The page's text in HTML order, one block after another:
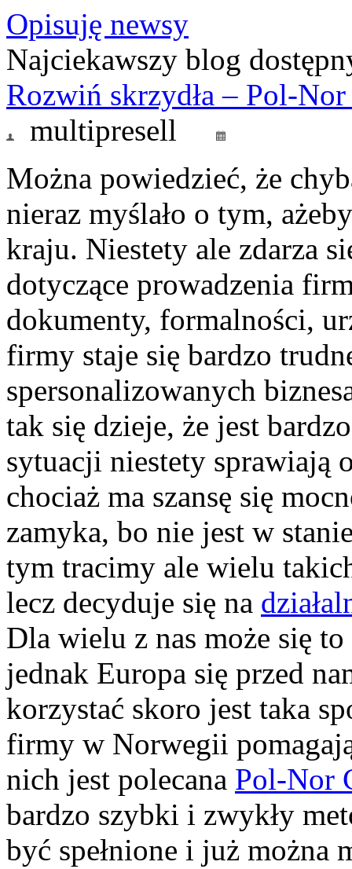
Opisuję newsy
Najciekawszy blog
Rozwiń skrzydła – Pol-
multipresell
Można powiedzieć, że
nieraz myślało o tym,
kraju. Niestety ale zdarza
dotyczące prowadzenia
dokumenty, formalności,
firmy staje się bardzo
spersonalizowanych
tak się dzieje, że jest
sytuacji niestety sprawiają
chociaż ma szansę się
zamyka, bo nie jest w
tym tracimy ale wielu
lecz decyduje się na
Dla wielu z nas może się
jednak Europa się przed
korzystać skoro jest taka
firmy w Norwegii
nich jest polecana Pol-Nor
bardzo szybki i zwykły
być spełnione i już można